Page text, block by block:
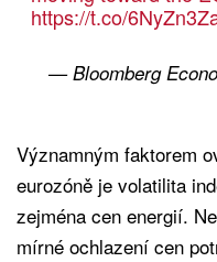
https://t.co/
— Bloomberg
Významným faktorem
eurozóně je volatilita
zejména cen energií.
mírné ochlazení cen